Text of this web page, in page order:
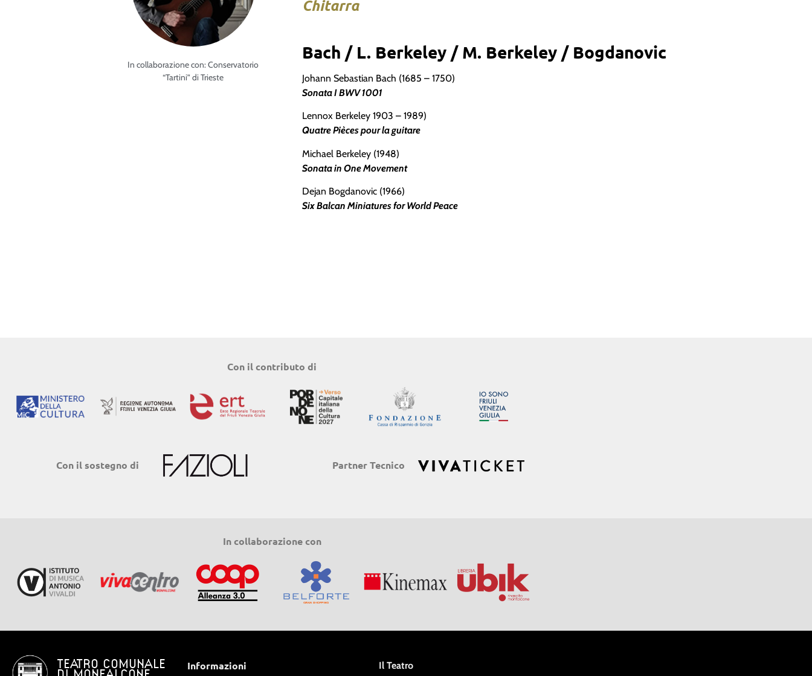
In collaborazione con: Conservatorio
“Tartini” di Trieste
Chitarra
Bach / L. Berkeley / M. Berkeley / Bogdanovic
Johann Sebastian Bach (1685 – 1750)
Sonata I BWV 1001
Lennox Berkeley 1903 – 1989)
Quatre Pièces pour la guitare
Michael Berkeley (1948)
Sonata in One Movement
Dejan Bogdanovic (1966)
Six Balcan Miniatures for World Peace
Con il contributo di
Con il sostegno di Partner Tecnico
In collaborazione con
TEATRO COMUNALE
Informazioni Il Teatro